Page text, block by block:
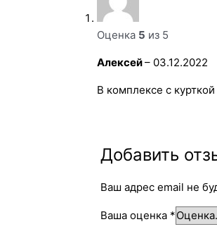
Оценка 5 из 5
Алексей– 03.12.2022
В комплексе с
Добавить
Ваш адрес email не
Ваша оценка *